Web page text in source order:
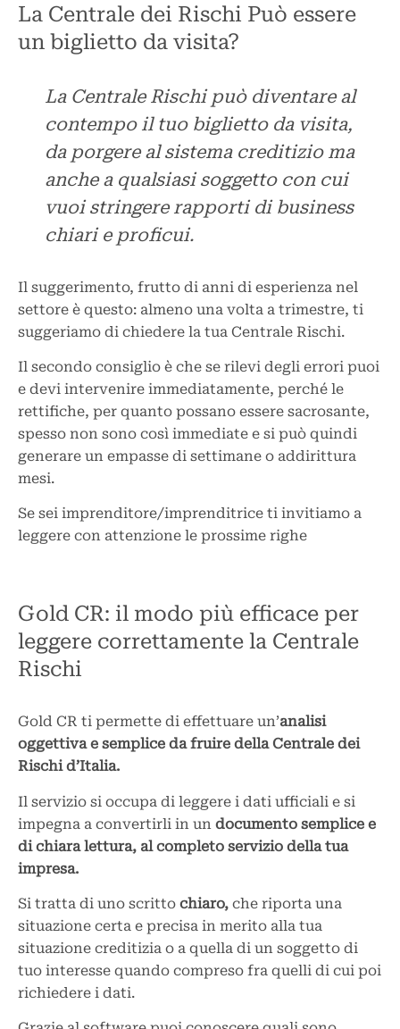
La Centrale dei Rischi Può essere
un biglietto da visita?
La Centrale Rischi può diventare al
contempo il tuo biglietto da visita,
da porgere al sistema creditizio ma
anche a qualsiasi soggetto con cui
vuoi stringere rapporti di business
chiari e proficui.
Il suggerimento, frutto di anni di esperienza nel
settore è questo: almeno una volta a trimestre, ti
suggeriamo di chiedere la tua Centrale Rischi.
Il secondo consiglio è che se rilevi degli errori puoi
e devi intervenire immediatamente, perché le
rettifiche, per quanto possano essere sacrosante,
spesso non sono così immediate e si può quindi
generare un empasse di settimane o addirittura
mesi.
Se sei imprenditore/imprenditrice ti invitiamo a
leggere con attenzione le prossime righe
Gold CR: il modo più efficace per
leggere correttamente la Centrale
Rischi
Gold CR ti permette di effettuare un’analisi
oggettiva e semplice da fruire della Centrale dei
Rischi d’Italia.
Il servizio si occupa di leggere i dati ufficiali e si
impegna a convertirli in un documento semplice e
di chiara lettura, al completo servizio della tua
impresa.
Si tratta di uno scritto chiaro, che riporta una
situazione certa e precisa in merito alla tua
situazione creditizia o a quella di un soggetto di
tuo interesse quando compreso fra quelli di cui poi
richiedere i dati.